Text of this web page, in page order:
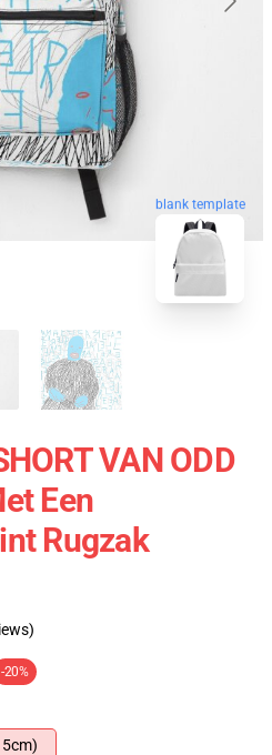
blank template
VAN ODD
Een
Rugzak
-20%